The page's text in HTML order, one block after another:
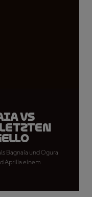
VS
letzten
Bagnaia und Ogura
Aprilia einem